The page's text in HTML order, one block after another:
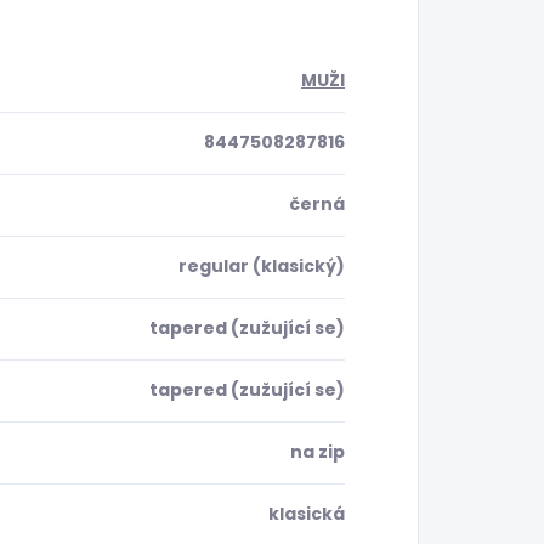
MUŽI
8447508287816
černá
regular (klasický)
tapered (zužující se)
tapered (zužující se)
na zip
klasická